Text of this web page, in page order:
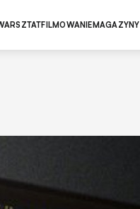
FILMOWANIEMAGAZYNY